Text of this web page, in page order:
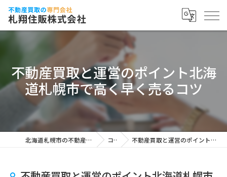
不動産買取と運営のポイント北海
道札幌市で高く早く売るコツ
北海道札幌市の不動産買取なら札翔住販株式会社 コラム 不動産買取と運営のポイント北海道札幌市で高く早く売るコツ